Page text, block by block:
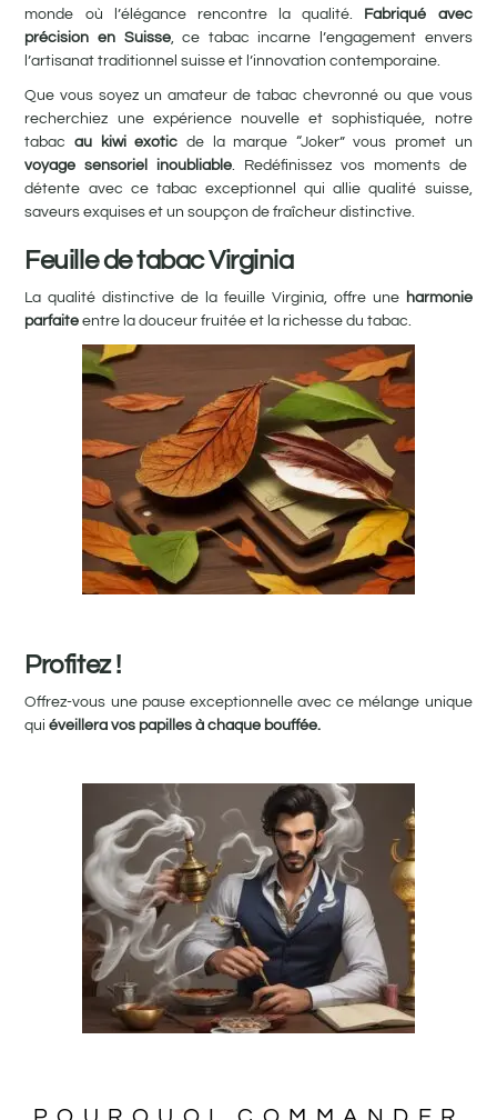
monde où l’élégance rencontre la qualité. Fabriqué avec
précision en Suisse, ce tabac incarne l’engagement envers
l’artisanat traditionnel suisse et l’innovation contemporaine.
Que vous soyez un amateur de tabac chevronné ou que vous
recherchiez une expérience nouvelle et sophistiquée, notre
tabacau kiwi exotic de la marque “Joker” vous promet un
voyage sensoriel inoubliable . Redéfinissez vos moments de
détente avec ce tabac exceptionnel qui allie qualité suisse,
saveurs exquises et un soupçon de fraîcheur distinctive.
Feuille de tabac Virginia
La qualité distinctive de la feuille Virginia, offre uneharmonie
parfaite entre la douceur fruitée et la richesse du tabac.
Profitez !
Offrez-vous une pause exceptionnelle avec ce mélange unique
qui éveillera vos papilles à chaque bouffée.